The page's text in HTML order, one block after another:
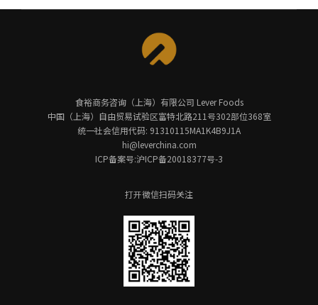
食裕商务咨询（上海）有限公司 Lever Foods
中国（上海）自由贸易试验区富特北路211号302部位368室
统一社会信用代码: 91310115MA1K4B9J1A
hi@leverchina.com
ICP备案号:沪ICP备20018377号-3
打开微信扫码关注